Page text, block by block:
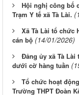
Hội nghị công bố
Trạm Y tế xã Tà Lài.
Xã Tà Lài tổ chức
cán bộ (14/01/2026)
Đảng ủy xã Tà
dưới cờ hàng tuần
Tổ chức hoạt
Trường THPT Đoàn